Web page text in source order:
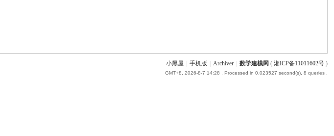
小黑屋 手机版 Archiver 数学建模网 ( 湘ICP备11011602号)
GMT+8, 2026-8-7 14:28 , Processed in 0.023527 second(s), 8 queries .